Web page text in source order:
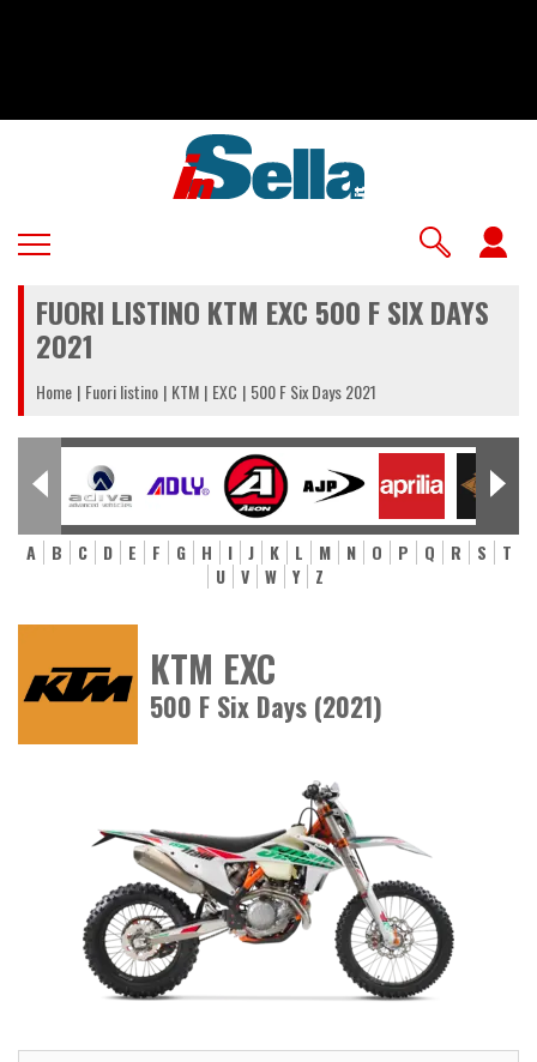
FUORI LISTINO KTM EXC 500 F SIX DAYS
2021
Home Fuori listino KTM EXC 500 F Six Days 2021
A B C D E F G H I J K L M N O P Q R S
T
U
V W Y Z
KTM EXC
500 F Six Days (2021)